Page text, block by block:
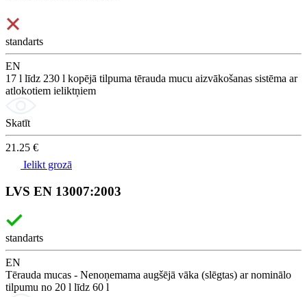
standarts
EN
17 l līdz 230 l kopējā tilpuma tērauda mucu aizvākošanas sistēma ar
atlokotiem ieliktņiem
Skatīt
21.25 €
Ielikt grozā
LVS EN 13007:2003
standarts
EN
Tērauda mucas - Nenoņemama augšējā vāka (slēgtas) ar nominālo
tilpumu no 20 l līdz 60 l